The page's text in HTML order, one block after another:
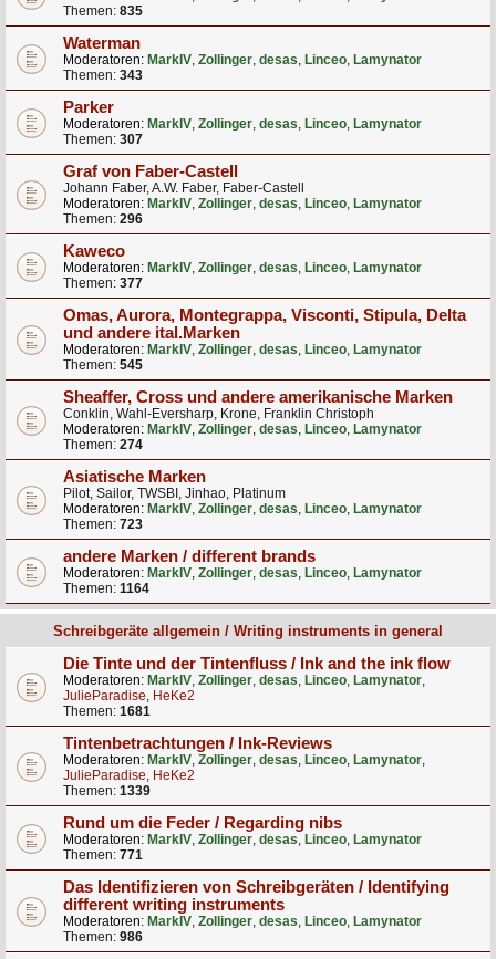
Themen: 835
Waterman
Moderatoren: MarkIV, Zollinger, desas, Linceo, Lamynator
Themen: 343
Parker
Moderatoren: MarkIV, Zollinger, desas, Linceo, Lamynator
Themen: 307
Graf von Faber-Castell
Johann Faber, A.W. Faber, Faber-Castell
Moderatoren: MarkIV, Zollinger, desas, Linceo, Lamynator
Themen: 296
Kaweco
Moderatoren: MarkIV, Zollinger, desas, Linceo, Lamynator
Themen: 377
Omas, Aurora, Montegrappa, Visconti, Stipula, Delta
und andere ital.Marken
Moderatoren: MarkIV, Zollinger, desas, Linceo, Lamynator
Themen: 545
Sheaffer, Cross und andere amerikanische Marken
Conklin, Wahl-Eversharp, Krone, Franklin Christoph
Moderatoren: MarkIV, Zollinger, desas, Linceo, Lamynator
Themen: 274
Asiatische Marken
Pilot, Sailor, TWSBI, Jinhao, Platinum
Moderatoren: MarkIV, Zollinger, desas, Linceo, Lamynator
Themen: 723
andere Marken / different brands
Moderatoren: MarkIV, Zollinger, desas, Linceo, Lamynator
Themen: 1164
Schreibgeräte allgemein / Writing instruments in general
Die Tinte und der Tintenfluss / Ink and the ink flow
Moderatoren: MarkIV, Zollinger, desas, Linceo, Lamynator,
JulieParadise, HeKe2
Themen: 1681
Tintenbetrachtungen / Ink-Reviews
Moderatoren: MarkIV, Zollinger, desas, Linceo, Lamynator,
JulieParadise, HeKe2
Themen: 1339
Rund um die Feder / Regarding nibs
Moderatoren: MarkIV, Zollinger, desas, Linceo, Lamynator
Themen: 771
Das Identifizieren von Schreibgeräten / Identifying
different writing instruments
Moderatoren: MarkIV, Zollinger, desas, Linceo, Lamynator
Themen: 986